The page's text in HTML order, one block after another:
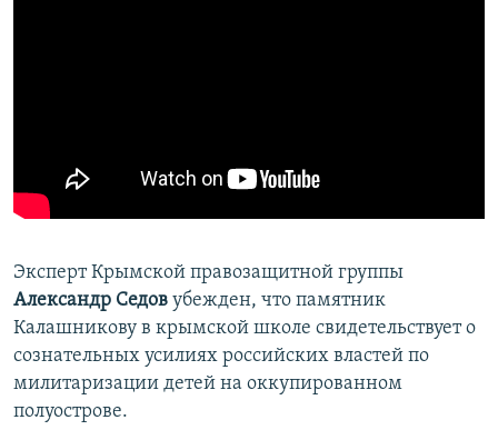
Эксперт Крымской правозащитной группы
Александр Седов убежден, что памятник
Калашникову в крымской школе свидетельствует о
сознательных усилиях российских властей по
милитаризации детей на оккупированном
полуострове.